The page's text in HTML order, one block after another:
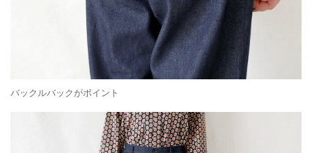
バックルバックがポイント